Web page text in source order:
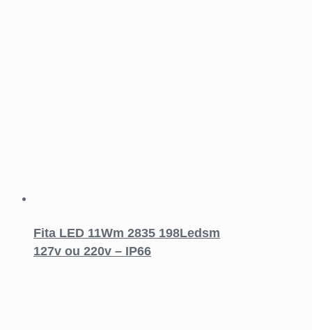
Fita LED 11Wm 2835 198Ledsm
127v ou 220v – IP66